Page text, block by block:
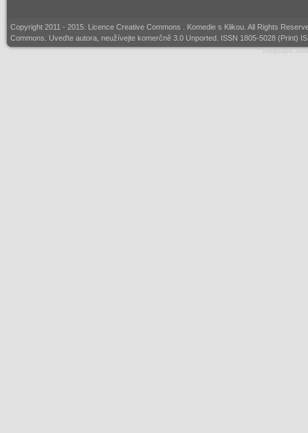
Copyright 2011 - 2015. Licence Creative Commons
. Komedie s Klikou. All Rights
Commons. Uveďte autora, neužívejte komerčně 3.0 Unported. ISSN 1805-5028 (Print)
Templates